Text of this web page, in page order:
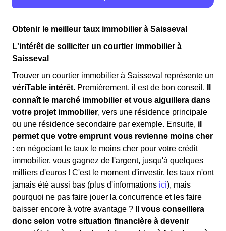
Obtenir le meilleur taux immobilier à Saisseval
L'intérêt de solliciter un courtier immobilier à
Saisseval
Trouver un courtier immobilier à Saisseval représente un
vériTable intérêt. Premièrement, il est de bon conseil.
connaît le marché immobilier et vous aiguillera dans
votre projet immobilier, vers une résidence principale
ou une résidence secondaire par exemple. Ensuite, il
permet que votre emprunt vous revienne moins cher
: en négociant le taux le moins cher pour votre crédit
immobilier, vous gagnez de l'argent, jusqu'à quelques
milliers d'euros ! C'est le moment d'investir, les taux n'ont
jamais été aussi bas (plus d'informations ici), mais
pourquoi ne pas faire jouer la concurrence et les faire
baisser encore à votre avantage ?
Il vous conseillera
donc selon votre situation financière à devenir